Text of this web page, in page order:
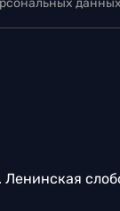
Ленинская